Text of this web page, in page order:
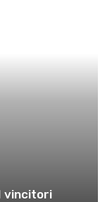
vincitori